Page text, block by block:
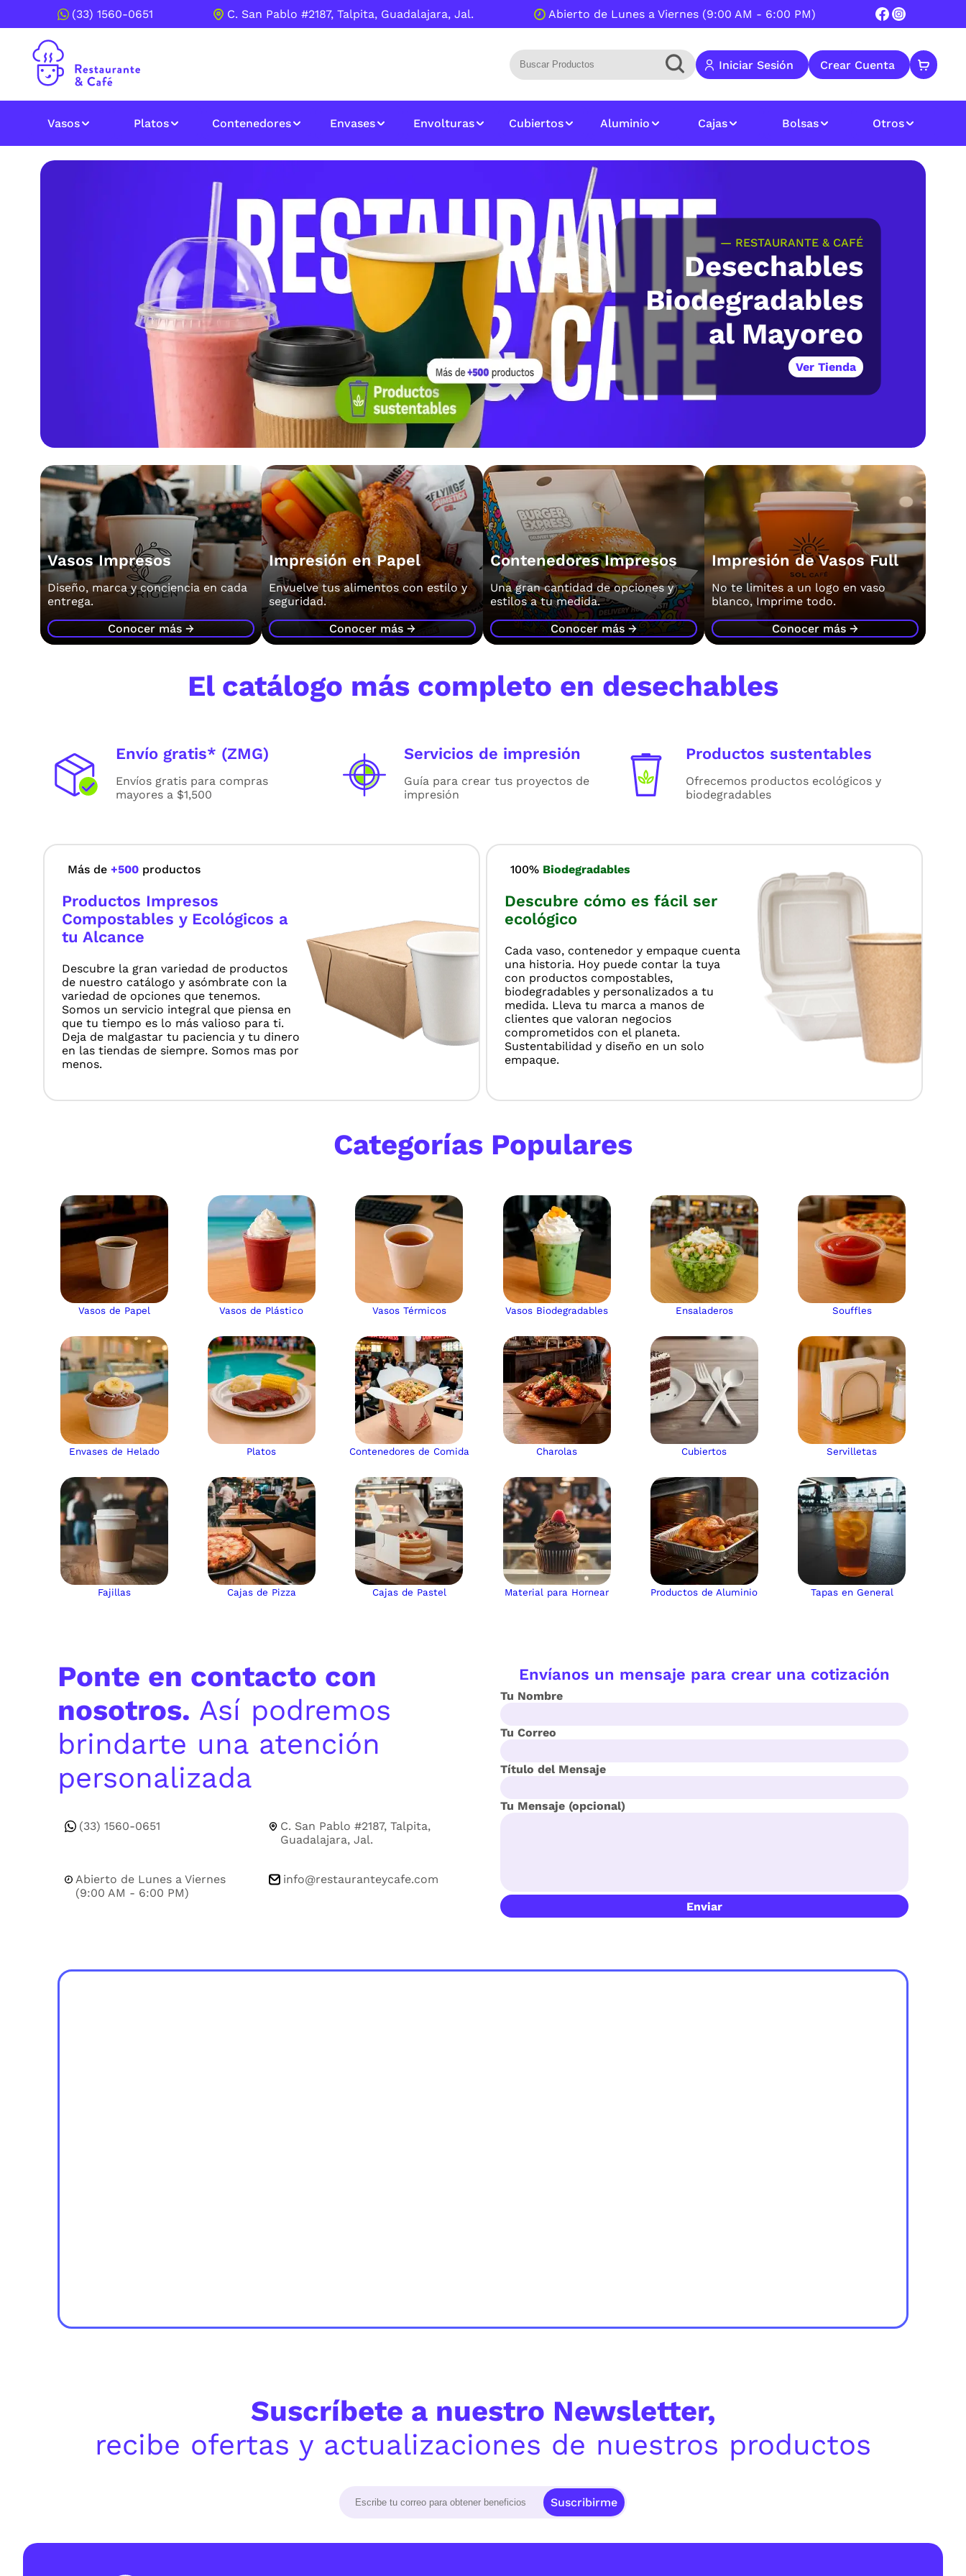
(33) 1560-0651 C. San Pablo #2187, Talpita, Guadalajara, Jal. Abierto de Lunes a Viernes (9:00 AM - 6:00 PM)
Iniciar Sesión Crear Cuenta
Vasos Platos Contenedores Envases Envolturas Cubiertos Aluminio Cajas Bolsas Otros
— RESTAURANTE & CAFÉ
Desechables
Biodegradables
al Mayoreo
Ver Tienda
Vasos Impresos
Diseño, marca y conciencia en cada
entrega.
Conocer más →
Impresión en Papel
Envuelve tus alimentos con estilo y
seguridad.
Conocer más →
Contenedores Impresos
Una gran cantidad de opciones y
estilos a tu medida.
Conocer más →
Impresión de Vasos Full
No te limites a un logo en vaso
blanco, Imprime todo.
Conocer más →
El catálogo más completo en desechables
Envío gratis* (ZMG)
Envíos gratis para compras
mayores a $1,500
Servicios de impresión
Guía para crear tus proyectos de
impresión
Productos sustentables
Ofrecemos productos ecológicos y
biodegradables
Más de +500 productos
Productos Impresos
Compostables y Ecológicos a
tu Alcance
Descubre la gran variedad de productos
de nuestro catálogo y asómbrate con la
variedad de opciones que tenemos.
Somos un servicio integral que piensa en
que tu tiempo es lo más valioso para ti.
Deja de malgastar tu paciencia y tu dinero
en las tiendas de siempre. Somos mas por
menos.
100% Biodegradables
Descubre cómo es fácil ser
ecológico
Cada vaso, contenedor y empaque cuenta
una historia. Hoy puede contar la tuya
con productos compostables,
biodegradables y personalizados a tu
medida. Lleva tu marca a manos de
clientes que valoran negocios
comprometidos con el planeta.
Sustentabilidad y diseño en un solo
empaque.
Categorías Populares
Vasos de Papel Vasos de Plástico Vasos Térmicos Vasos Biodegradables Ensaladeros Souffles
Envases de Helado Platos Contenedores de Comida Charolas Cubiertos Servilletas
Fajillas Cajas de Pizza Cajas de Pastel Material para Hornear Productos de Aluminio Tapas en General
Ponte en contacto con
nosotros. Así podremos
brindarte una atención
personalizada
(33) 1560-0651
C. San Pablo #2187, Talpita,
Guadalajara, Jal.
Abierto de Lunes a Viernes
(9:00 AM - 6:00 PM)
info@restauranteycafe.com
Envíanos un mensaje para crear una cotización
Tu Nombre
Tu Correo
Título del Mensaje
Tu Mensaje (opcional)
Enviar
Suscríbete a nuestro Newsletter,
recibe ofertas y actualizaciones de nuestros productos
Suscribirme